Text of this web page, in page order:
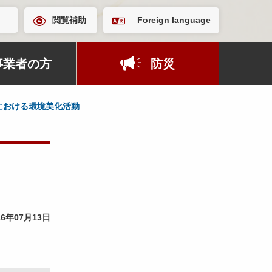
閲覧補助 Foreign language
業者の方 防災
おける環境美化活動
年07月13日